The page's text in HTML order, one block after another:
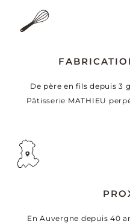
De père en fils depuis 3
Pâtisserie MATHIEU
En Auvergne depuis 40